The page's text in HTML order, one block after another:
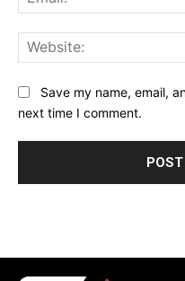
Save my name, email,
next time I comment.